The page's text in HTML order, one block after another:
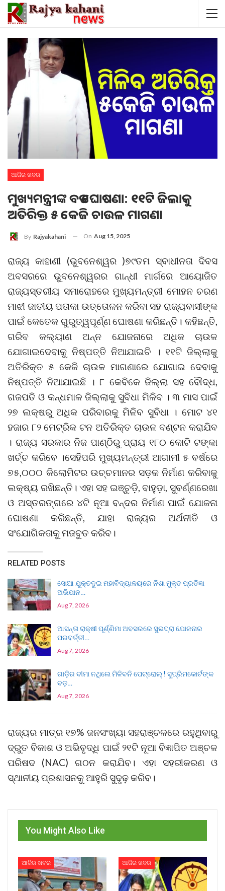
ଆଜିର ଖବର
ମୁଖ୍ୟମନ୍ତ୍ରୀଙ୍କ ବଡ ଘୋଷଣା: ୧୧ଟି ଜିଲାକୁ
ଅତିରିକ୍ତ ୫ କେଜି ଚାଉଳ ମାଗଣା
By Rajyakahani On Aug 15, 2025
ରାଜ୍ୟ କାହାଣୀ (ଭୁବନେଶ୍ୱର )୭୯ତମ ସ୍ବାଧୀନତା ଦିବସ
ଅବସରରେ ଭୁବନେଶ୍ୱରର ଗାନ୍ଧୀ ମାର୍ଗରେ ଆୟୋଜିତ
ରାଜ୍ୟସ୍ତରୀୟ ସମାରୋହରେ ମୁଖ୍ୟମନ୍ତ୍ରୀ ମୋହନ ଚରଣ
ମାଝୀ ଜାତୀୟ ପତାକା ଉତ୍ତୋଳନ କରିବା ସହ ରାଜ୍ୟବାସୀଙ୍କ
ପାଇଁ କେତେକ ଗୁରୁତ୍ୱପୂର୍ଣ୍ଣ ଘୋଷଣା କରିଛନ୍ତି। କହିଛନ୍ତି,
ଗରିବ କଲ୍ୟାଣ ଅନ୍ନ ଯୋଜନାରେ ଅଧିକ ଚାଉଳ
ଯୋଗାଇଦେବାକୁ ନିଷ୍ପତ୍ତି ନିଆଯାଇଚି । ୧୧ଟି ଜିଲ୍ଲାକୁ
ଅତିରିକ୍ତ ୫ କେଜି ଚାଉଳ ମାଗଣାରେ ଯୋଗାଇ ଦେବାକୁ
ନିଷ୍ପତ୍ତି ନିଆଯାଇଛି । ୮ କେବିକେ ଜିଲ୍ଲା ସହ ବୌଦ୍ଧ,
ଗଜପତି ଓ କନ୍ଧମାଳ ଜିଲ୍ଲାକୁ ସୁବିଧା ମିଳିବ । ୩ ମାସ ପାଇଁ
୨୭ ଲକ୍ଷରୁ ଅଧିକ ପରିବାରକୁ ମିଳିବ ସୁବିଧା । ମୋଟ ୪୧
ହଜାର ୮୨ ମେଟ୍ରିକ ଟନ ଅତିରିକ୍ତ ଚାଉଳ ବଣ୍ଟନ କରାଯିବ
। ରାଜ୍ୟ ସରକାର ନିଜ ପାଣ୍ଠିରୁ ପ୍ରାୟ ୧୮୦ କୋଟି ଟଙ୍କା
ଖର୍ଚ୍ଚ କରିବେ ।ସେହିପରି ମୁଖ୍ୟମନ୍ତ୍ରୀ ଆଗାମୀ ୫ ବର୍ଷରେ
୭୫,୦୦୦ କିଲୋମିଟର ଉଚ୍ଚମାନର ସଡ଼କ ନିର୍ମାଣ କରିବାକୁ
ଲକ୍ଷ୍ୟ ରଖିଛନ୍ତି। ଏହା ସହ ଇଞ୍ଚୁଡ଼ି, ବାହୁଡ଼ା, ସୁବର୍ଣ୍ଣରେଖା
ଓ ଅସ୍ତରଙ୍ଗରେ ୪ଟି ନୂଆ ବନ୍ଦର ନିର୍ମାଣ ପାଇଁ ଯୋଜନା
ଘୋଷଣା କରିଛନ୍ତି, ଯାହା ରାଜ୍ୟର ଅର୍ଥନୀତି ଓ
ସଂଯୋଗିକତାକୁ ମଜବୁତ କରିବ।
RELATED POSTS
ସୋଆ ଯୁକ୍ତଦୁଇ ମହାବିଦ୍ୟାଳୟରେ ନିଶା ମୁକ୍ତ ପ୍ରତିଜ୍ଞା
ଅଭିଯାନ…
Aug 7, 2026
ଆସନ୍ତା ରାକ୍ଷୀ ପୂର୍ଣ୍ଣିମା ଅବସରରେ ସୁଭଦ୍ରା ଯୋଜନାର
ପରବର୍ତ୍ତୀ…
Aug 7, 2026
ଗାଡ଼ିର ବୀମା ନଥିଲେ ମିଳିବନି ପେଟ୍ରୋଲ୍ ! ସୁପ୍ରିମକୋର୍ଟଙ୍କ
ବଡ଼…
Aug 7, 2026
ରାଜ୍ୟର ମାତ୍ର ୧୭% ଜନସଂଖ୍ୟା ସହରାଞ୍ଚଳରେ ରହୁଥିବାରୁ
ଦ୍ରୁତ ବିକାଶ ଓ ଅଭିବୃଦ୍ଧି ପାଇଁ ୨୧ଟି ନୂଆ ବିଜ୍ଞାପିତ ଅଞ୍ଚଳ
ପରିଷଦ (NAC) ଗଠନ କରାଯିବ। ଏହା ସହରୀକରଣ ଓ
ସ୍ଥାନୀୟ ପ୍ରଶାସନକୁ ଆହୁରି ସୁଦୃଢ଼ କରିବ।
You Might Also Like
ଆଜିର ଖବର ଆଜିର ଖବର